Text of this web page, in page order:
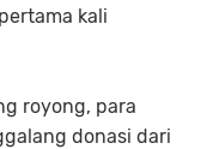
kali
royong, para
donasi dari